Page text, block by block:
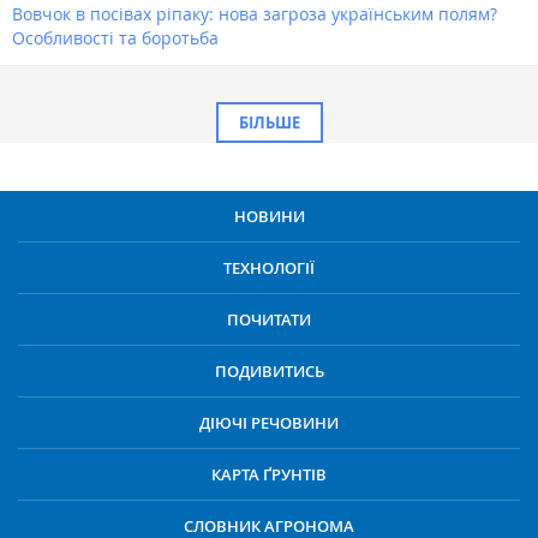
Вовчок в посівах ріпаку: нова загроза українським полям?
Особливості та боротьба
БІЛЬШЕ
НОВИНИ
ТЕХНОЛОГІЇ
ПОЧИТАТИ
ПОДИВИТИСЬ
ДІЮЧІ РЕЧОВИНИ
КАРТА ҐРУНТІВ
СЛОВНИК АГРОНОМА